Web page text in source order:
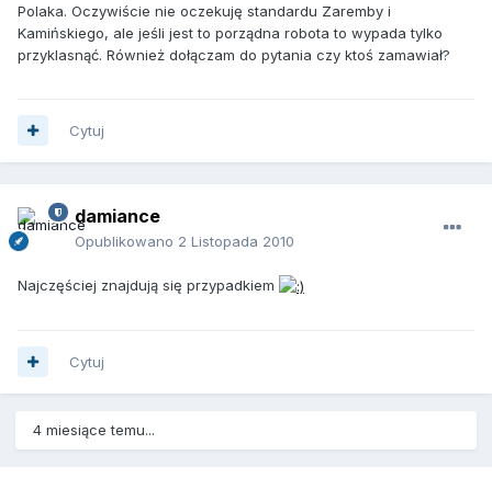
Polaka. Oczywiście nie oczekuję standardu Zaremby i
Kamińskiego, ale jeśli jest to porządna robota to wypada tylko
przyklasnąć. Również dołączam do pytania czy ktoś zamawiał?
Cytuj
damiance
Opublikowano 2 Listopada 2010
Najczęściej znajdują się przypadkiem
Cytuj
4 miesiące temu...